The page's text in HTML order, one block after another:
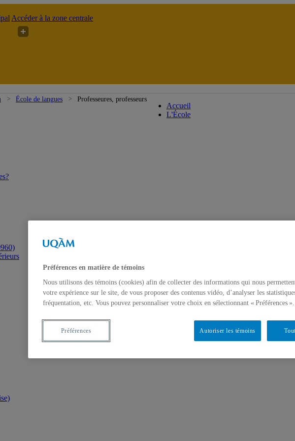
Accéder à la zone centrale
École de langues Professeures, professeurs
Accueil
L'École
Préférences en matière de témoins
Nous utilisons des témoins (cookies) afin de collecter des informations qui nous
votre expérience sur le site, de vous proposer des contenus vidéo, d’analyser les
fréquentation, etc. Vous pouvez personnaliser votre choix en sélectionnant « Préférences ».
Autoriser les témoins
Préférences